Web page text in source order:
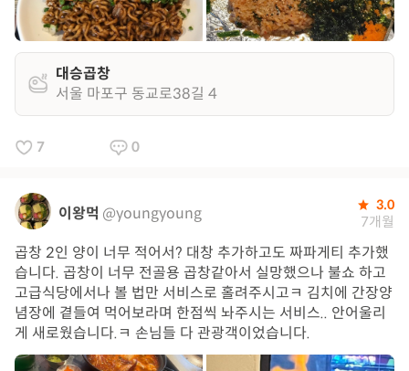
대승곱창
서울 마포구 동교로38길 4
7 0
이왕먹 @youngyoung 3.0
7개월
곱창 2인 양이 너무 적어서? 대창 추가하고도 짜파게티 추가했
습니다. 곱창이 너무 전골용 곱창같아서 실망했으나 불쇼 하고
고급식당에서나 볼 법만 서비스로 홀려주시고ㅋ 김치에 간장양
념장에 곁들여 먹어보라며 한점씩 놔주시는 서비스.. 안어울리
게 새로웠습니다.ㅋ 손님들 다 관광객이었습니다.